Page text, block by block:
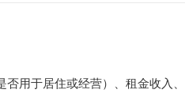
用于居住或经营）、租金收入